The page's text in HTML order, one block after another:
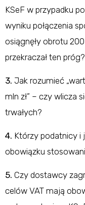
KSeF w przypadku
wyniku połączenia
osiągnęły obrotu
przekraczał ten próg?
3. Jak rozumieć
mln zł” – czy wlicza
trwałych?
4. Którzy podatnicy i
obowiązku
5. Czy dostawcy
celów VAT mają